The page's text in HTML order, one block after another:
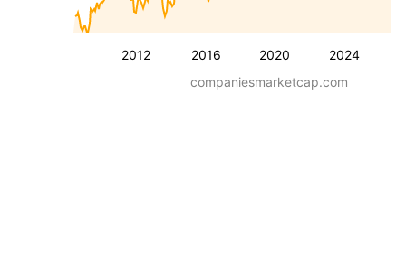
2012 2016 2020 2024
companiesmarketcap.com